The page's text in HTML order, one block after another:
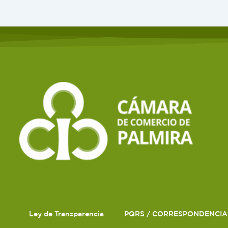
Ley de Transparencia PQRS / CORRESPONDENCIA